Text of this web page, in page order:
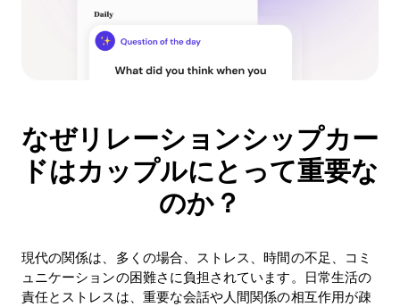
なぜリレーションシップカー
ドはカップルにとって重要な
のか？
現代の関係は、多くの場合、ストレス、時間の不足、コミ
ュニケーションの困難さに負担されています。日常生活の
責任とストレスは、重要な会話や人間関係の相互作用が疎